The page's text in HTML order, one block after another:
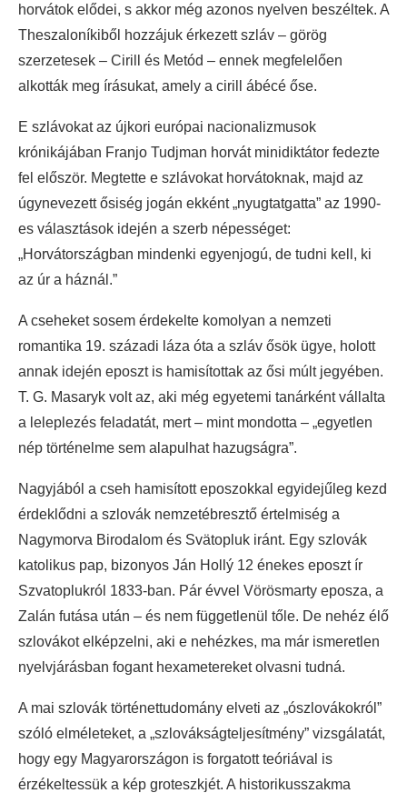
horvátok elődei, s akkor még azonos nyelven beszéltek. A
Theszaloníkiből hozzájuk érkezett szláv – görög
szerzetesek – Cirill és Metód – ennek megfelelően
alkották meg írásukat, amely a cirill ábécé őse.
E szlávokat az újkori európai nacionalizmusok
krónikájában Franjo Tudjman horvát minidiktátor fedezte
fel először. Megtette e szlávokat horvátoknak, majd az
úgynevezett ősiség jogán ekként „nyugtatgatta” az 1990-
es választások idején a szerb népességet:
„Horvátországban mindenki egyenjogú, de tudni kell, ki
az úr a háznál.”
A cseheket sosem érdekelte komolyan a nemzeti
romantika 19. századi láza óta a szláv ősök ügye, holott
annak idején eposzt is hamisítottak az ősi múlt jegyében.
T. G. Masaryk volt az, aki még egyetemi tanárként vállalta
a leleplezés feladatát, mert – mint mondotta – „egyetlen
nép történelme sem alapulhat hazugságra”.
Nagyjából a cseh hamisított eposzokkal egyidejűleg kezd
érdeklődni a szlovák nemzetébresztő értelmiség a
Nagymorva Birodalom és Svätopluk iránt. Egy szlovák
katolikus pap, bizonyos Ján Hollý 12 énekes eposzt ír
Szvatoplukról 1833-ban. Pár évvel Vörösmarty eposza, a
Zalán futása után – és nem függetlenül tőle. De nehéz élő
szlovákot elképzelni, aki e nehézkes, ma már ismeretlen
nyelvjárásban fogant hexametereket olvasni tudná.
A mai szlovák történettudomány elveti az „ószlovákokról”
szóló elméleteket, a „szlovákságteljesítmény” vizsgálatát,
hogy egy Magyarországon is forgatott teóriával is
érzékeltessük a kép groteszkjét. A historikusszakma